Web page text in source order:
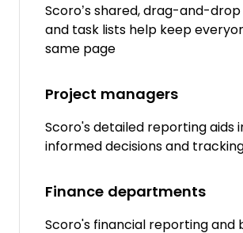
Scoro’s shared, drag-and-
and task lists help keep
same page
Project managers
Scoro's detailed reporting aids
informed decisions and
Finance departments
Scoro's financial reporting and